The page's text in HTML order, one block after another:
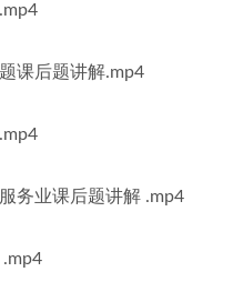
课后题讲解.mp4
务业课后题讲解 .mp4